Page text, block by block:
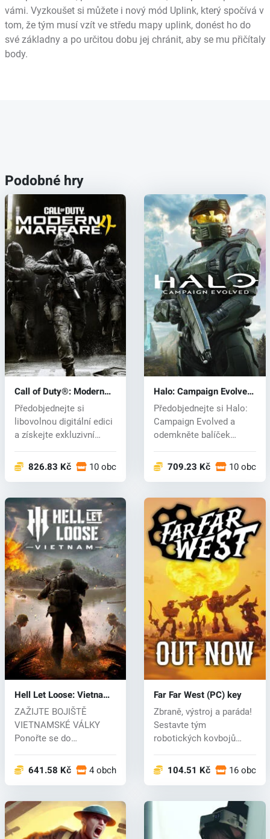
vámi. Vyzkoušet si můžete i nový mód Uplink, který spočívá v
tom, že tým musí vzít ve středu mapy uplink, donést ho do
své základny a po určitou dobu jej chránit, aby se mu přičítaly
body.
Podobné hry
Call of Duty®: Modern
Warfare® 4 (PC) key
Předobjednejte si
libovolnou digitální edici
a získejte exkluzivní
826.83 Kč 10 obchodech
Halo: Campaign Evolved
(PC) key
Předobjednejte si Halo:
Campaign Evolved a
odemkněte balíček
709.23 Kč 10
Hell Let Loose: Vietnam
(PC) key
ZAŽIJTE BOJIŠTĚ
VIETNAMSKÉ VÁLKY
Ponořte se do
vietn...641.58 Kč 4 obchodech
Far Far West (PC) key
Zbraně, výstroj a paráda!
Sestavte tým
robotických kovbojů
104.51 Kč 16